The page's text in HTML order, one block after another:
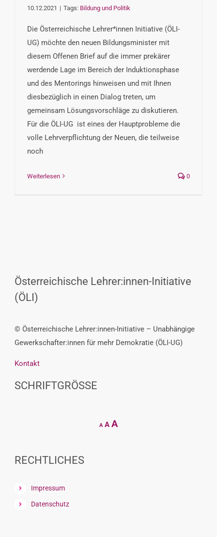
10.12.2021 | Tags: Bildung und Politik
Die Österreichische Lehrer*innen Initiative (ÖLI-
UG) möchte den neuen Bildungsminister mit
diesem Offenen Brief auf die immer prekärer
werdende Lage im Bereich der Induktionsphase
und des Mentorings hinweisen und mit Ihnen
diesbezüglich in einen Dialog treten, um
gemeinsam Lösungsvorschläge zu diskutieren.
Für die ÖLI-UG ist eines der Hauptprobleme die
volle Lehrverpflichtung der Neuen, die teilweise
noch
Weiterlesen 0
Österreichische Lehrer:innen-Initiative
(ÖLI)
© Österreichische Lehrer:innen-Initiative – Unabhängige
Gewerkschafter:innen für mehr Demokratie (ÖLI-UG)
Kontakt
SCHRIFTGRÖSSE
A
Decrease
font
A Reset
AIncrease
RECHTLICHES
Impressum
Datenschutz